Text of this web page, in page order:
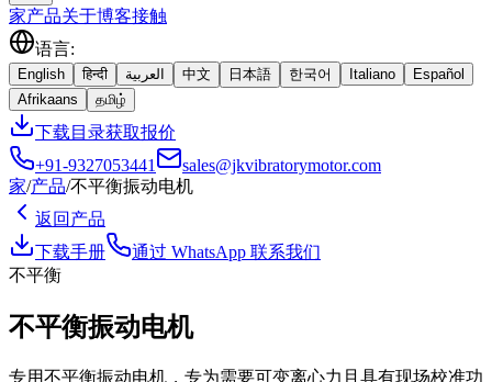
家产品关于博客接触
语言:
English हिन्दी العربية 中文 日本語 한국어 Italiano
Español
Afrikaans
தமிழ்
下载目录获取报价
+91-9327053441
sales@jkvibratorymotor.com
家/产品/不平衡振动电机
返回产品
下载手册
通过 WhatsApp 联系我们
不平衡
不平衡振动电机
专用不平衡振动电机，专为需要可变离心力且具有现场校准功